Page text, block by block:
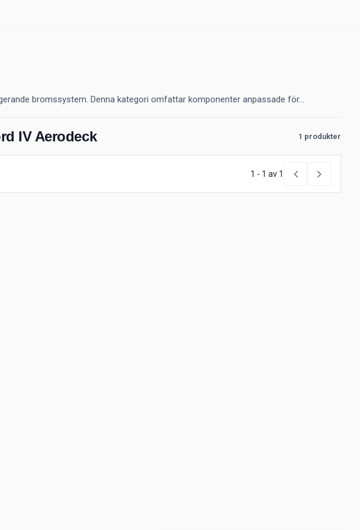
bromssystem. Denna kategori omfattar komponenter anpassade för...
IV Aerodeck 1 produkter
1 - 1 av 1